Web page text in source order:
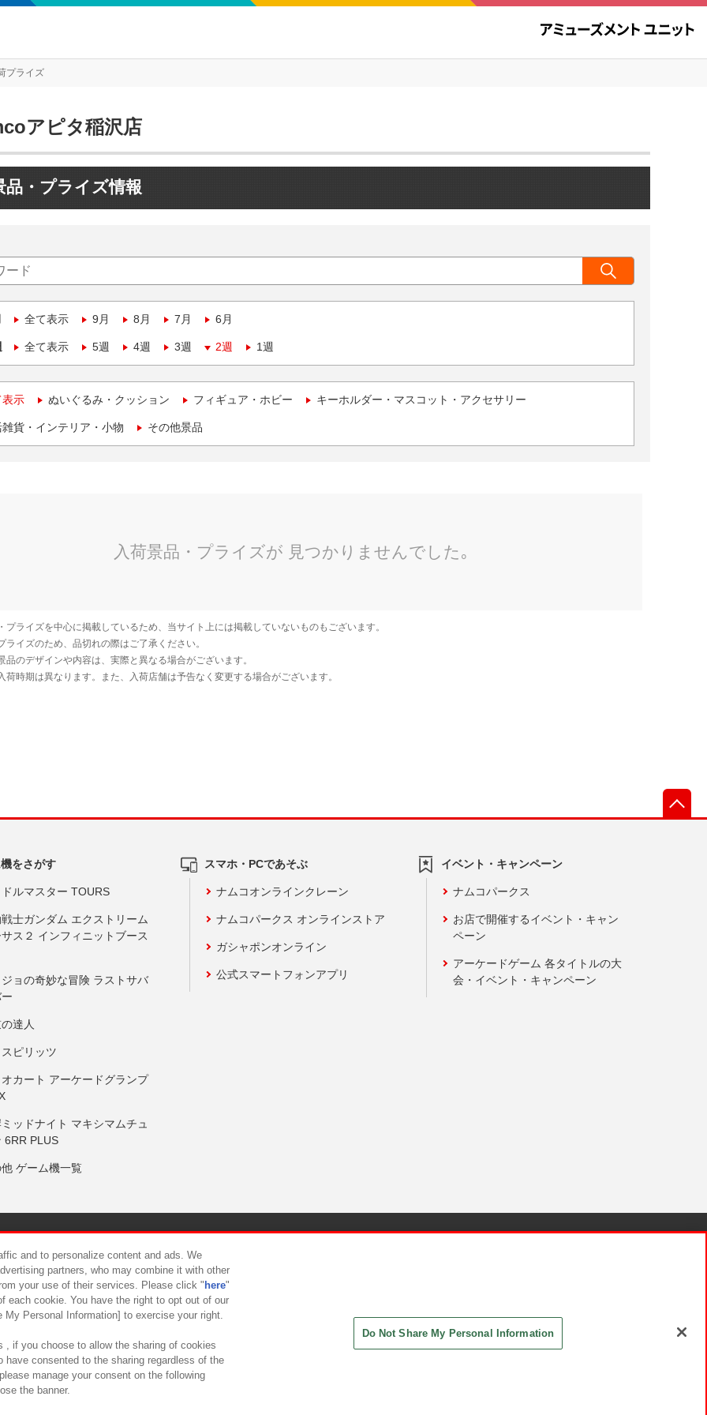
プライズ
アピタ稲沢店
品・プライズ情報
全て表示 9月 8月 7月 6月
全て表示 5週 4週 3週 2週 1週
表示 ぬいぐるみ・クッション フィギュア・ホビー キーホルダー・マスコット・アクセサリー
貨・インテリア・小物 その他景品
をさがす
ルマスター TOURS
士ガンダム エクストリーム
ス２ インフィニットブース
ョの奇妙な冒険 ラストサバ
達人
ピリッツ
カート アーケードグランプ
ッドナイト マキシマムチュ
6RR PLUS
ゲーム機一覧
スマホ・PCであそぶ
ナムコオンラインクレーン
ナムコパークス オンラインストア
ガシャポンオンライン
公式スマートフォンアプリ
イベント・キャンペーン
ナムコパークス
お店で開催するイベント・キャン
ペーン
アーケードゲーム 各タイトルの大
会・イベント・キャンペーン
について カスタマーハラスメント対応方針
and to personalize content and ads. We
partners, who may combine it with other
your use of their services. Please click " here"
each cookie. You have the right to opt out of our
Personal Information] to exercise your right.
, if you choose to allow the sharing of cookies
have consented to the sharing regardless of the
manage your consent on the following
the banner.
Do Not Share My Personal Information